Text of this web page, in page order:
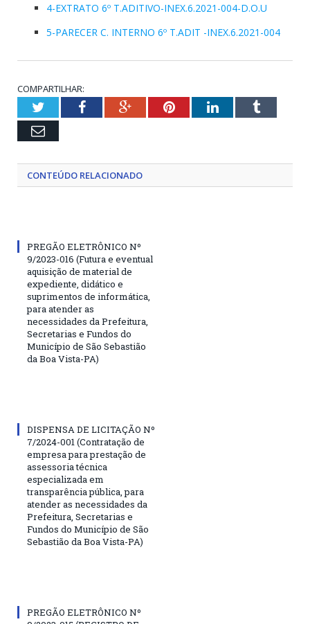
4-EXTRATO 6º T.ADITIVO-INEX.6.2021-004-D.O.U
5-PARECER C. INTERNO 6º T.ADIT -INEX.6.2021-004
COMPARTILHAR:
TwitterFacebookGoogle+PinterestLinkedInTumblr
Email
CONTEÚDO RELACIONADO
PREGÃO ELETRÔNICO Nº
9/2023-016 (Futura e eventual
aquisição de material de
expediente, didático e
suprimentos de informática,
para atender as
necessidades da Prefeitura,
Secretarias e Fundos do
Município de São Sebastião
da Boa Vista-PA)
DISPENSA DE LICITAÇÃO Nº
7/2024-001 (Contratação de
empresa para prestação de
assessoria técnica
especializada em
transparência pública, para
atender as necessidades da
Prefeitura, Secretarias e
Fundos do Município de São
Sebastião da Boa Vista-PA)
PREGÃO ELETRÔNICO Nº